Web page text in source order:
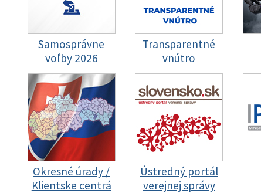
Samosprávne
voľby 2026
Transparentné
vnútro
Okresné úrady /
Klientske centrá
Ústredný portál
verejnej správy